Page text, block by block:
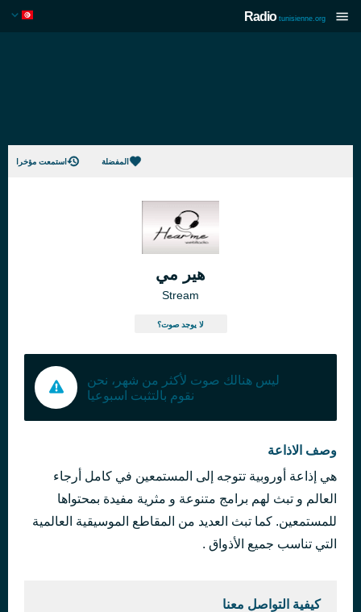
Radio tunisienne.org
المفضلة استمعت مؤخرا
هير مي
Stream
لا يوجد صوت؟
ليس هنالك صوت لأكثر من شهر، نحن
نقوم بالتثبت اسبوعيا
وصف الاذاعة
هي إذاعة أوروبية تتوجه إلى المستمعين في كامل أرجاء
العالم و تبث لهم برامج متنوعة و مثرية مفيدة بمحتواها
للمستمعين. كما تبث العديد من المقاطع الموسيقية العالمية
التي تناسب جميع الأذواق .
كيفية التواصل معنا